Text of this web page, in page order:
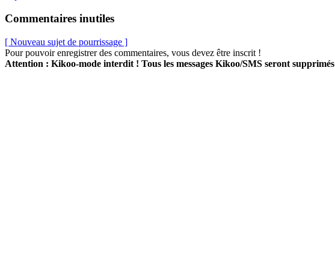
Commentaires inutiles
[ Nouveau sujet de pourrissage ]
Pour pouvoir enregistrer des commentaires, vous devez être inscrit !
Attention : Kikoo-mode interdit ! Tous les messages Kikoo/SMS seront supprimés